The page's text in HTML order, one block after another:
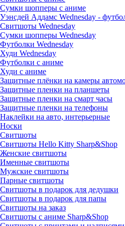
Сумки шопперы с аниме
Уэнсдей Аддамс Wednesday -
Свитшоты Wednesday
Сумки шопперы Wednesday
Футболки Wednesday
Худи Wednesday
Футболки с аниме
Худи с аниме
Защитные плёнки на камеры
Защитные пленки на планшеты
Защитные пленки на смарт часы
Защитные пленки на телефоны
Наклейки на авто, интерьерные
Носки
Свитшоты
Cвитшоты Hello Kitty Sharp&Shop
Женские свитшоты
Именные свитшоты
Мужские свитшоты
Парные свитшоты
Свитшоты в подарок для дедушки
Свитшоты в подарок для папы
Свитшоты на заказ
Свитшоты с аниме Sharp&Shop